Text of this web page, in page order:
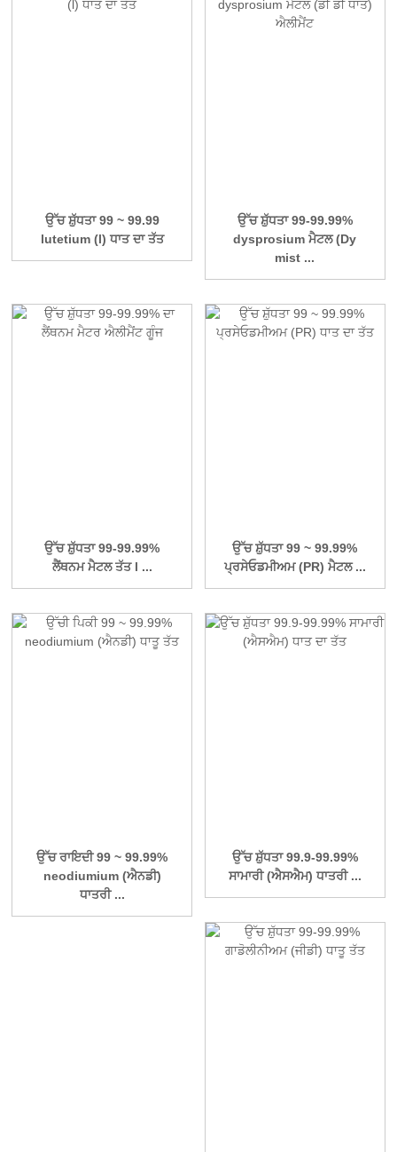
ਉੱਚ ਸ਼ੁੱਧਤਾ 99 ~ 99.99
lutetium (l) ਧਾਤ ਦਾ ਤੱਤ
ਉੱਚ ਸ਼ੁੱਧਤਾ 99-99.99%
dysprosium ਮੈਟਲ (Dy
mist ...
ਉੱਚ ਸ਼ੁੱਧਤਾ 99-99.99%
ਲੈਂਥਨਮ ਮੈਟਲ ਤੱਤ l ...
ਉੱਚ ਸ਼ੁੱਧਤਾ 99 ~ 99.99%
ਪ੍ਰਸੇਓਡਮੀਅਮ (PR) ਮੈਟਲ ...
ਉੱਚ ਰਾਇਦੀ 99 ~ 99.99%
neodiumium (ਐਨਡੀ)
ਧਾਤਰੀ ...
ਉੱਚ ਸ਼ੁੱਧਤਾ 99.9-99.99%
ਸਾਮਾਰੀ (ਐਸਐਮ) ਧਾਤਰੀ ...